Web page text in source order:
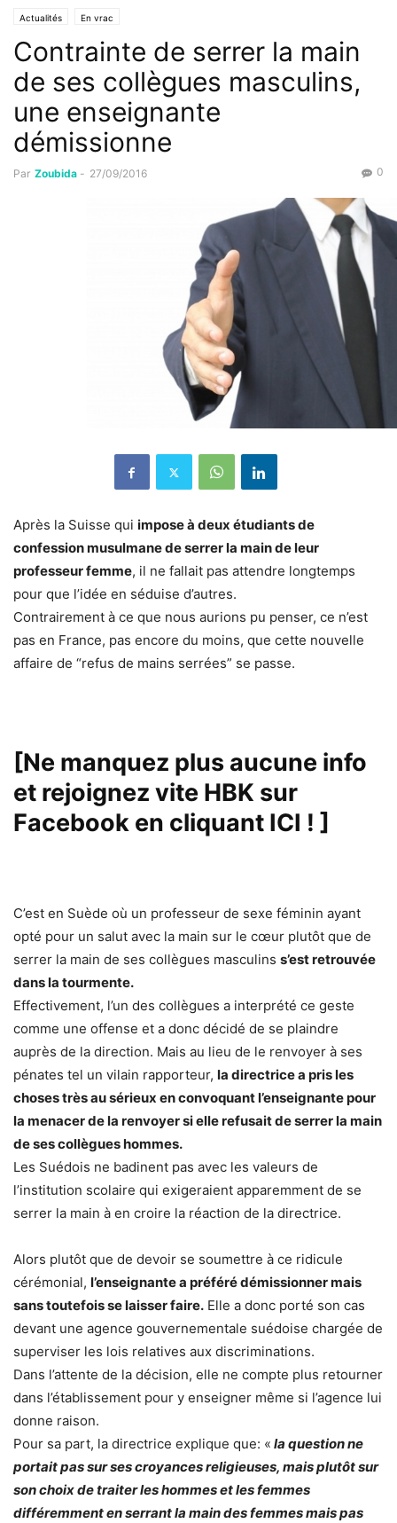
Actualités En vrac
Contrainte de serrer la main
de ses collègues masculins,
une enseignante
démissionne
Par Zoubida - 27/09/2016 0
Après la Suisse qui impose à deux étudiants de
confession musulmane de serrer la main de leur
professeur femme, il ne fallait pas attendre longtemps
pour que l’idée en séduise d’autres.
Contrairement à ce que nous aurions pu penser, ce n’est
pas en France, pas encore du moins, que cette nouvelle
affaire de “refus de mains serrées” se passe.
[Ne manquez plus aucune info
et rejoignez vite HBK sur
Facebook en cliquant ICI ! ]
C’est en Suède où un professeur de sexe féminin ayant
opté pour un salut avec la main sur le cœur plutôt que de
serrer la main de ses collègues masculins s’est retrouvée
dans la tourmente.
Effectivement, l’un des collègues a interprété ce geste
comme une offense et a donc décidé de se plaindre
auprès de la direction. Mais au lieu de le renvoyer à ses
pénates tel un vilain rapporteur, la directrice a pris les
choses très au sérieux en convoquant l’enseignante pour
la menacer de la renvoyer si elle refusait de serrer la main
de ses collègues hommes.
Les Suédois ne badinent pas avec les valeurs de
l’institution scolaire qui exigeraient apparemment de se
serrer la main à en croire la réaction de la directrice.
Alors plutôt que de devoir se soumettre à ce ridicule
cérémonial, l’enseignante a préféré démissionner mais
sans toutefois se laisser faire. Elle a donc porté son cas
devant une agence gouvernementale suédoise chargée de
superviser les lois relatives aux discriminations.
Dans l’attente de la décision, elle ne compte plus retourner
dans l’établissement pour y enseigner même si l’agence lui
donne raison.
Pour sa part, la directrice explique que: « la question ne
portait pas sur ses croyances religieuses, mais plutôt sur
son choix de traiter les hommes et les femmes
différemment en serrant la main des femmes mais pas